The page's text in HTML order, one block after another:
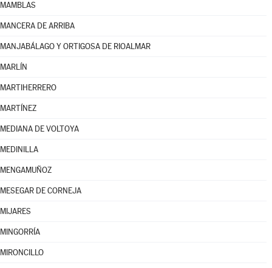
MAMBLAS
MANCERA DE ARRIBA
MANJABÁLAGO Y ORTIGOSA DE RIOALMAR
MARLÍN
MARTIHERRERO
MARTÍNEZ
MEDIANA DE VOLTOYA
MEDINILLA
MENGAMUÑOZ
MESEGAR DE CORNEJA
MIJARES
MINGORRÍA
MIRONCILLO